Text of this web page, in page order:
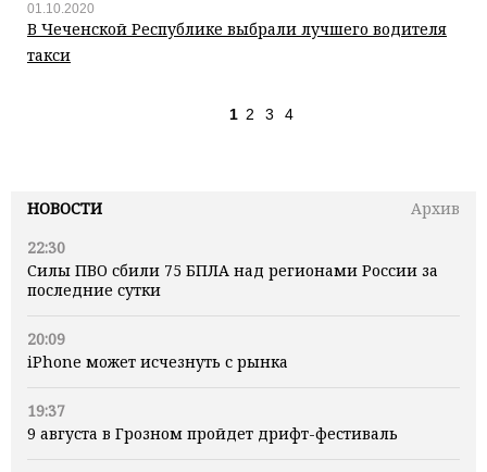
НОВОСТИ
Архив
22:30
Силы ПВО сбили 75 БПЛА над регионами России за
последние сутки
20:09
iPhone может исчезнуть с рынка
19:37
9 августа в Грозном пройдет дрифт-фестиваль
01.10.2020
В Чеченской Республике выбрали лучшего водителя
такси
1 2 3 4